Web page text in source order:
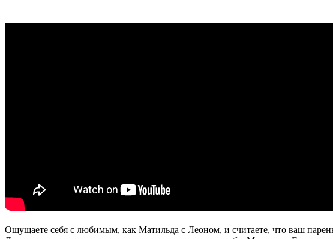
Ощущаете себя с любимым, как Матильда с Леоном, и считаете, что ваш